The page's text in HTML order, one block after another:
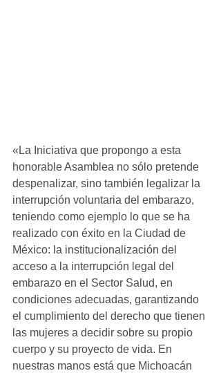
«La Iniciativa que propongo a esta
honorable Asamblea no sólo pretende
despenalizar, sino también legalizar la
interrupción voluntaria del embarazo,
teniendo como ejemplo lo que se ha
realizado con éxito en la Ciudad de
México: la institucionalización del
acceso a la interrupción legal del
embarazo en el Sector Salud, en
condiciones adecuadas, garantizando
el cumplimiento del derecho que tienen
las mujeres a decidir sobre su propio
cuerpo y su proyecto de vida. En
nuestras manos está que Michoacán